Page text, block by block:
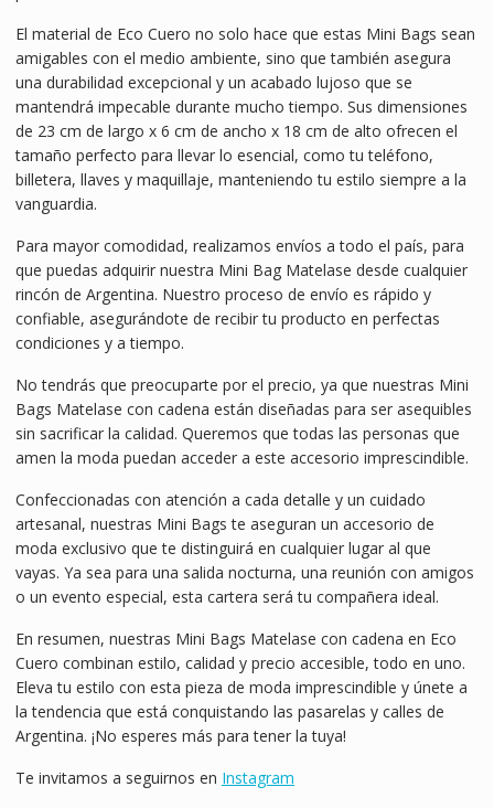
El material de Eco Cuero no solo hace que estas Mini Bags sean
amigables con el medio ambiente, sino que también asegura
una durabilidad excepcional y un acabado lujoso que se
mantendrá impecable durante mucho tiempo. Sus dimensiones
de 23 cm de largo x 6 cm de ancho x 18 cm de alto ofrecen el
tamaño perfecto para llevar lo esencial, como tu teléfono,
billetera, llaves y maquillaje, manteniendo tu estilo siempre a la
vanguardia.
Para mayor comodidad, realizamos envíos a todo el país, para
que puedas adquirir nuestra Mini Bag Matelase desde cualquier
rincón de Argentina. Nuestro proceso de envío es rápido y
confiable, asegurándote de recibir tu producto en perfectas
condiciones y a tiempo.
No tendrás que preocuparte por el precio, ya que nuestras Mini
Bags Matelase con cadena están diseñadas para ser asequibles
sin sacrificar la calidad. Queremos que todas las personas que
amen la moda puedan acceder a este accesorio imprescindible.
Confeccionadas con atención a cada detalle y un cuidado
artesanal, nuestras Mini Bags te aseguran un accesorio de
moda exclusivo que te distinguirá en cualquier lugar al que
vayas. Ya sea para una salida nocturna, una reunión con amigos
o un evento especial, esta cartera será tu compañera ideal.
En resumen, nuestras Mini Bags Matelase con cadena en Eco
Cuero combinan estilo, calidad y precio accesible, todo en uno.
Eleva tu estilo con esta pieza de moda imprescindible y únete a
la tendencia que está conquistando las pasarelas y calles de
Argentina. ¡No esperes más para tener la tuya!
Te invitamos a seguirnos en Instagram